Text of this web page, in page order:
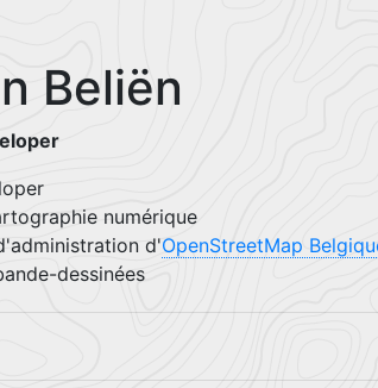
Beliën
numérique
d'OpenStreetMap
dessinées